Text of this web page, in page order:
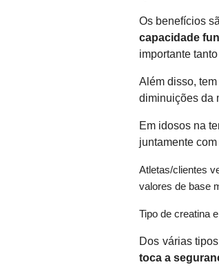
Os benefícios
capacidade
importante
Além disso,
diminuições da
Em idosos na
juntamente
Atletas/clientes
valores de base
Tipo de creatina
Dos várias
toca a